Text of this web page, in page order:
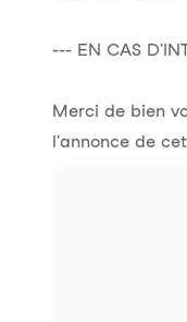
--- EN CAS
Merci de bien
l'annonce de